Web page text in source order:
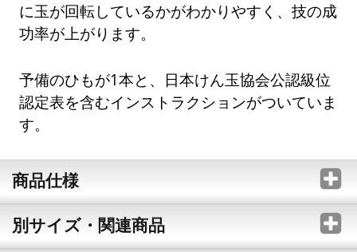
に玉が回転しているかがわかりやすく、技の成
功率が上がります。
予備のひもが1本と、日本けん玉協会公認級位
認定表を含むインストラクションがついていま
す。
商品仕様
別サイズ・関連商品